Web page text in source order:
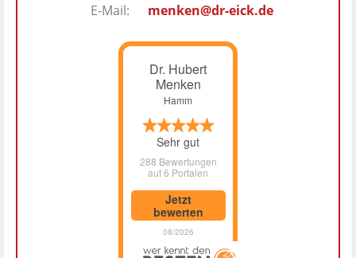
E-Mail:
menken@dr-eick.de
Dr. Hubert
Menken
Hamm
Sehr gut
288 Bewertungen
auf 6 Portalen
08/2026
Jetzt
bewerten